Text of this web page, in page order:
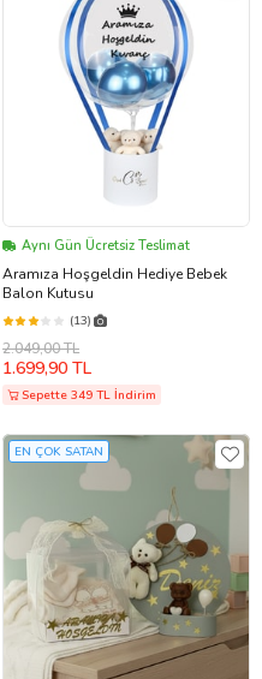
Aynı Gün Ücretsiz Teslimat
Aramıza Hoşgeldin Hediye Bebek
Balon Kutusu
(13)
2.049,00 TL
1.699,90 TL
Sepette 349 TL İndirim
EN ÇOK SATAN